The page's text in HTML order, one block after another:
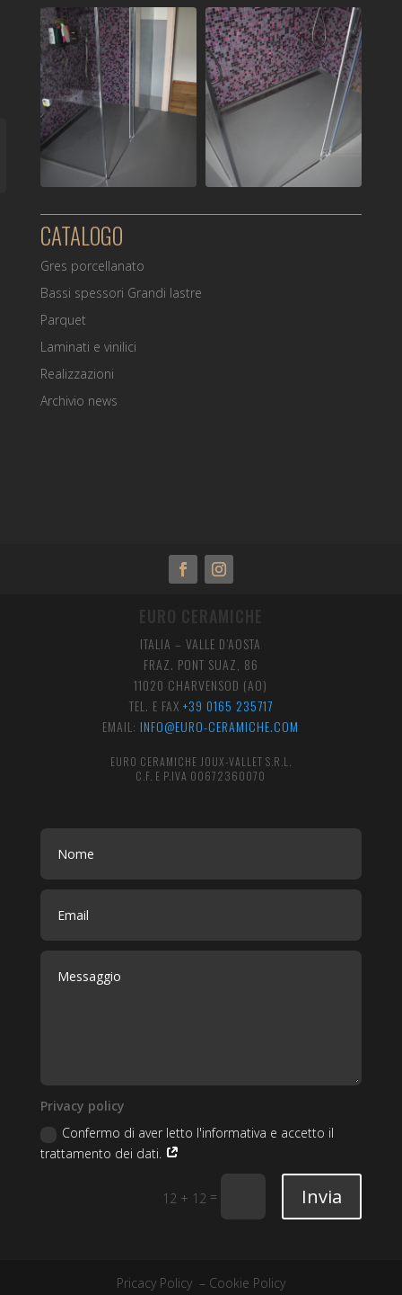
CATALOGO
Gres porcellanato
Bassi spessori Grandi lastre
Parquet
Laminati e vinilici
Realizzazioni
Archivio news
EURO CERAMICHE
ITALIA – VALLE D’AOSTA
FRAZ. PONT SUAZ, 86
11020 CHARVENSOD (AO)
TEL. E FAX +39 0165 235717
EMAIL: INFO@EURO-CERAMICHE.COM
EURO CERAMICHE JOUX-VALLET S.R.L.
C.F. E P.IVA 00672360070
Privacy policy
Confermo di aver letto l'informativa e accetto il
trattamento dei dati.
12 + 12 = Invia
Pricacy Policy– Cookie Policy